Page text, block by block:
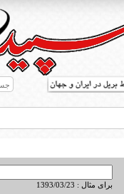
برای مثال : 1393/03/23